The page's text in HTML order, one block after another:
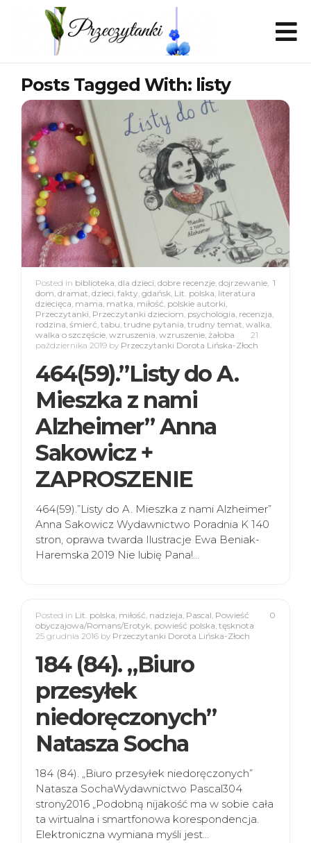
Posts Tagged With: listy
1
Posted in biblioteka, dla dzieci, dobre recenzje, dojrzewanie,
dom, dramat, dzieci, fakty, gdańsk, Lit. polska, literatura
dziecięca, mama, matka, miłość, polskie autorki,
Przeczytanki, Przeczytanki dzieciom, psychologia, recenzja,
rodzina, śmierć, tabu, trudne pytania, trudny temat, walka,
walka o szczęście, wzruszenia, wzruszenie, żałoba
21
października 2019 by Przeczytanki Dorota Lińska-Złoch
464(59).”Listy do A.
Mieszka z nami
Alzheimer” Anna
Sakowicz +
ZAPROSZENIE
464(59).”Listy do A. Mieszka z nami Alzheimer”
Anna Sakowicz Wydawnictwo Poradnia K 140
stron, oprawa twarda Ilustracje Ewa Beniak-
Haremska 2019 Nie lubię Pana!…
0
Posted in Lit. polska, miłość, nadzieja, Pascal, Powieść
obyczajowa/Romans/Erotyk, powieść polska, tęsknota
25 grudnia 2016 by Przeczytanki Dorota Lińska-Złoch
184 (84). „Biuro
przesyłek
niedoręczonych”
Natasza Socha
184 (84). „Biuro przesyłek niedoręczonych”
Natasza SochaWydawnictwo Pascal304
strony2016 „Podobną nijakość ma w sobie cała
ta wirtualna i smartfonowa korespondencja.
Elektroniczna wymiana myśli jest…